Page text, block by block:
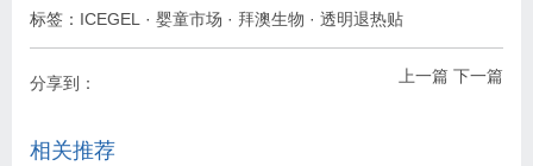
标签： ICEGEL · 婴童市场 · 拜澳生物 · 透明退热贴
上一篇 下一篇
分享到：
相关推荐